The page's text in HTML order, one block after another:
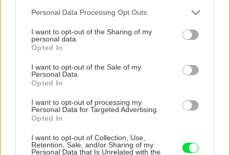
Please note that this website/app uses one or more Google
not limited to your visit or usage behaviour. You may click to
grant or deny consent to Google and its third-party tags to
use your data for below specified purposes in below Google
consent section.
Personal Data Processing Opt Outs
I want to opt-out of the Sharing of my
personal data.
Opted In
I want to opt-out of the Sale of my
Personal Data.
Opted In
I want to opt-out of processing my
Personal Data for Targeted Advertising.
Opted In
I want to opt-out of Collection, Use,
Retention, Sale, and/or Sharing of my
Personal Data that Is Unrelated with the
Postavte si vlastnú pec do
Lahodná jednoduchá
špenátová nátierka na váš